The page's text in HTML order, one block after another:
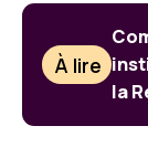
À lire
la